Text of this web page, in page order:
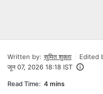
Written by: सुमित शुक्ला Edited
जून 07, 2026 18:18 IST
Read Time: 4 mins